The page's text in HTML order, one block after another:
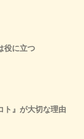
役に立つ
ト』が大切な理由